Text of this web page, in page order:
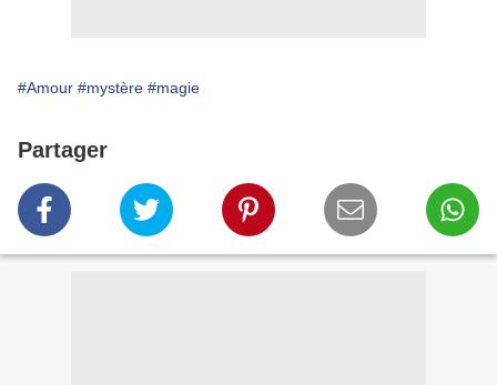
#Amour #mystère #magie
Partager